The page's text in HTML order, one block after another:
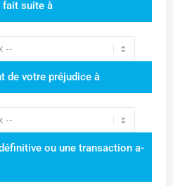
fait suite à
de votre préjudice à
ou une transaction a-